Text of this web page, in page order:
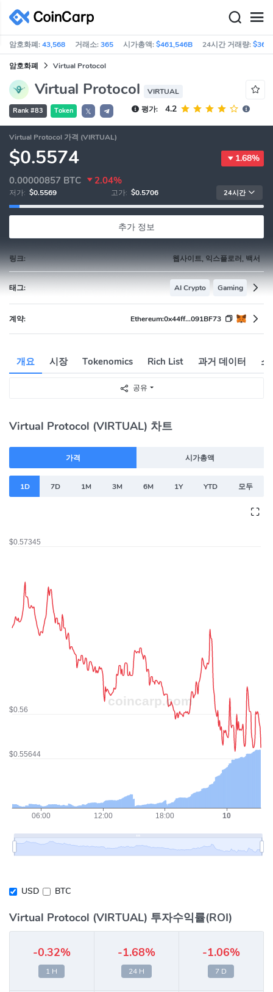
암호화폐:43,568 거래소:365 시가총액:$461,546B 24시간 거래량:
암호화폐 Virtual Protocol
Virtual Protocol VIRTUAL
Rank #83 Token 𝕏 평가: 4.2
Virtual Protocol 가격 (VIRTUAL)
$0.5574 1.68%
0.00000857 BTC 2.04%
저가: $0.5569 고가: $0.5706 24시간
추가 정보
링크: 웹사이트, 익스플로러, 백서
태그: AI Crypto Gaming
계약: Ethereum:0x44ff...091BF73
개요 시장 Tokenomics Rich List 과거 데이터 소
공유
Virtual Protocol (VIRTUAL) 차트
가격 시가총액
1D 7D 1M 3M 6M 1Y YTD 모두
USD BTC
Virtual Protocol (VIRTUAL) 투자수익률(ROI)
-0.32%
1 H
-1.68%
24 H
-1.06%
7 D